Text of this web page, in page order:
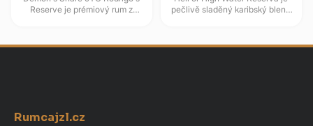
Reserve je prémiový rum z
pečlivě sladěný karibský blend
Rumcajzl.cz